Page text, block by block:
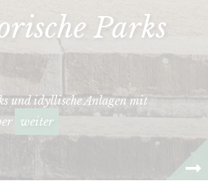
Parks
und idyllische Anlagen mit
weiter